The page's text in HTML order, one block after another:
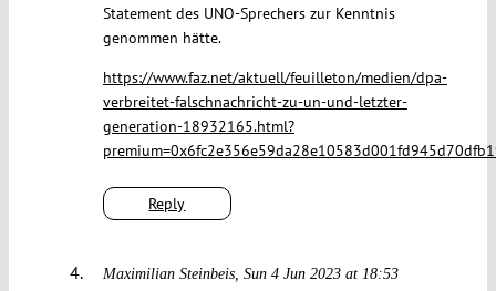
Reply
Statement des UNO-Sprechers zur Kenntnis
genommen hätte.
https://www.faz.net/aktuell/feuilleton/medien/dpa-
verbreitet-falschnachricht-zu-un-und-letzter-
generation-18932165.html?
Maximilian Steinbeis Sun 4 Jun 2023 at 18:53